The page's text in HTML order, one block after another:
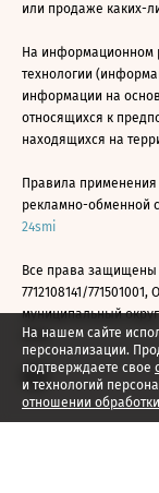
На нашем сайте
персонализации.
подтверждаете свое
и технологий
отношении
или продаже каких-
На информационном
технологии
информации на
относящихся к
находящихся на
Правила применения
рекламно-обменной
24smi
Все права
7712108141/771501001,
муниципальный
2026